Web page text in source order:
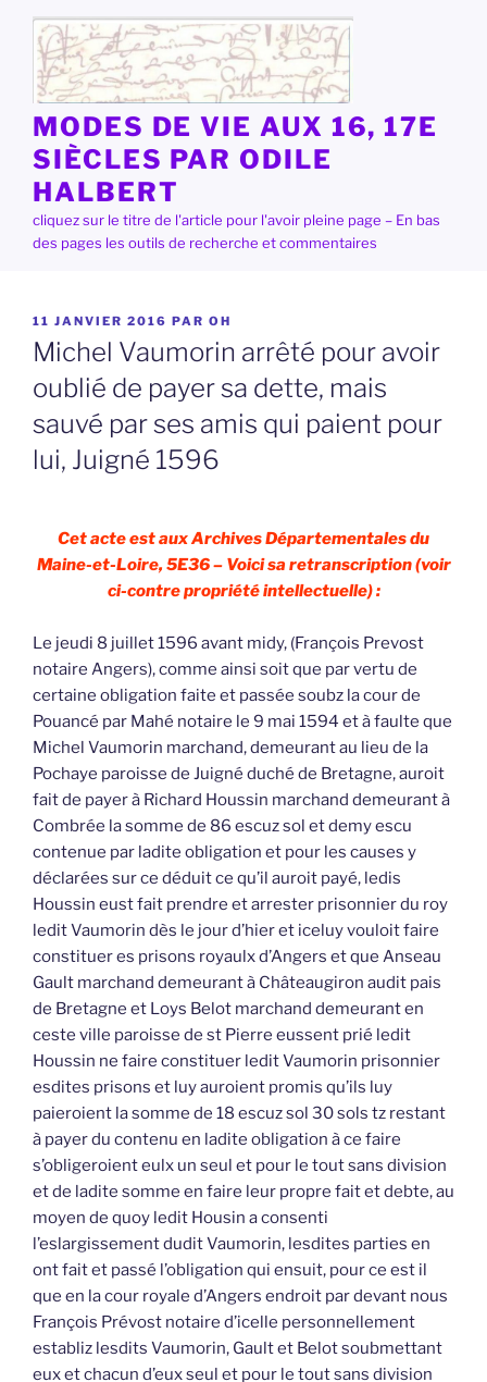
contenu
principal
MODES DE VIE AUX 16, 17E
SIÈCLES PAR ODILE
HALBERT
cliquez sur le titre de l'article pour l'avoir pleine page – En bas
des pages les outils de recherche et commentaires
PUBLIÉ
LE
11 JANVIER 2016 PAR OH
Michel Vaumorin arrêté pour avoir
oublié de payer sa dette, mais
sauvé par ses amis qui paient pour
lui, Juigné 1596
Cet acte est aux Archives Départementales du
Maine-et-Loire, 5E36 – Voici sa retranscription (voir
ci-contre propriété intellectuelle) :
Le jeudi 8 juillet 1596 avant midy, (François Prevost
notaire Angers), comme ainsi soit que par vertu de
certaine obligation faite et passée soubz la cour de
Pouancé par Mahé notaire le 9 mai 1594 et à faulte que
Michel Vaumorin marchand, demeurant au lieu de la
Pochaye paroisse de Juigné duché de Bretagne, auroit
fait de payer à Richard Houssin marchand demeurant à
Combrée la somme de 86 escuz sol et demy escu
contenue par ladite obligation et pour les causes y
déclarées sur ce déduit ce qu’il auroit payé, ledis
Houssin eust fait prendre et arrester prisonnier du roy
ledit Vaumorin dès le jour d’hier et iceluy vouloit faire
constituer es prisons royaulx d’Angers et que Anseau
Gault marchand demeurant à Châteaugiron audit pais
de Bretagne et Loys Belot marchand demeurant en
ceste ville paroisse de st Pierre eussent prié ledit
Houssin ne faire constituer ledit Vaumorin prisonnier
esdites prisons et luy auroient promis qu’ils luy
paieroient la somme de 18 escuz sol 30 sols tz restant
à payer du contenu en ladite obligation à ce faire
s’obligeroient eulx un seul et pour le tout sans division
et de ladite somme en faire leur propre fait et debte, au
moyen de quoy ledit Housin a consenti
l’eslargissement dudit Vaumorin, lesdites parties en
ont fait et passé l’obligation qui ensuit, pour ce est il
que en la cour royale d’Angers endroit par devant nous
François Prévost notaire d’icelle personnellement
establiz lesdits Vaumorin, Gault et Belot soubmettant
eux et chacun d’eux seul et pour le tout sans division